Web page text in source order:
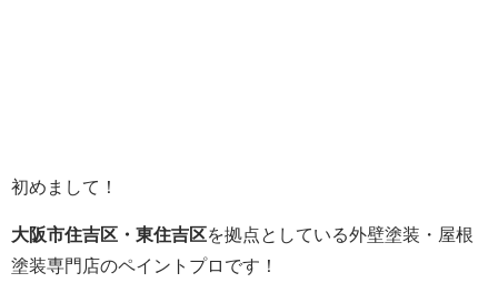
初めまして！
大阪市住吉区・東住吉区を拠点としている外壁塗装・屋根
塗装専門店のペイントプロです！